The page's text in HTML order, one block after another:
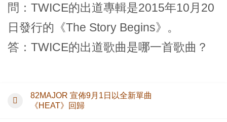
問：TWICE的出道專輯是2015年10月20
日發行的《The Story Begins》。
答：TWICE的出道歌曲是哪一首歌曲？
82MAJOR 宣佈9月1日以全新單曲
《HEAT》回歸